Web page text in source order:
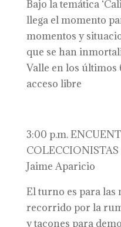
Bajo la temática
llega el momento
momentos y
que se han
Valle en los últimos
acceso libre
3:00 p.m.
Jaime Aparicio
El turno es para las
recorrido por la
y tacones para